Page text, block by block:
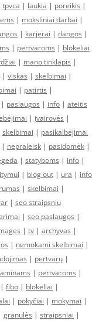
tpvca | laukia | poreikis |
| moksliniai darbai |
| karjerai | dangos |
| pertvaroms | blokeliai
| mano tinklapis |
| viskas | skelbimai |
| patirtis |
| paslaugos | info | ateitis
| įvairovės |
skelbimai | pasikalbėjimai
| nepraleisk | pasidomėk |
| statyboms | info |
| blog out | ura | info
| skelbimai |
| seo straipsniu
| seo paslaugos |
| tv | archyvas |
| nemokami skelbimai |
| pertvarų |
| pertvaroms |
| fibo | blokeliai |
| pokyčiai | mokymai |
granulės | straipsniai |